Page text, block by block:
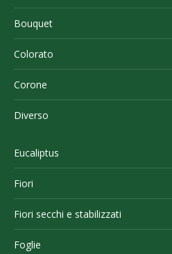
Bouquet
Colorato
Corone
Diverso
Eucaliptus
Fiori
Fiori secchi e stabilizzati
Foglie